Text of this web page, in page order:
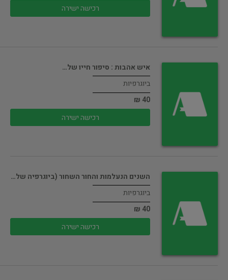
רכישה ישירה
איש אהבות : סיפור חייו של…
ביוגרפיות
40 ₪
רכישה ישירה
השנים הנעלמות והחור השחור (ביוגרפיה של…
ביוגרפיות
40 ₪
רכישה ישירה